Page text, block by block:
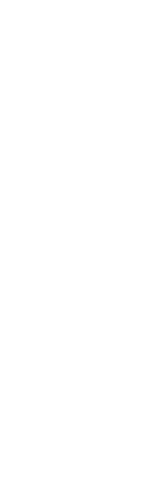
do
prévio das
das 07
às 22h.
em casos
conforto
em casa!